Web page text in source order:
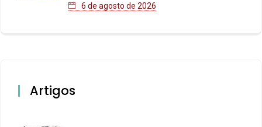
6 de agosto de 2026
Artigos